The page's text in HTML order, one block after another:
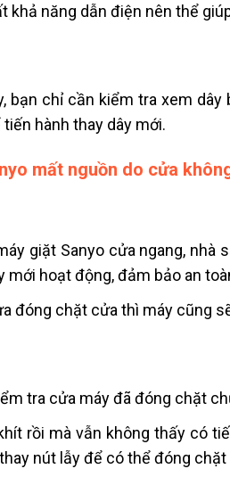
khả năng dẫn điện nên thể
bạn chỉ cần kiểm tra xem
hành thay dây mới.
mất nguồn do cửa
giặt Sanyo cửa ngang,
mới hoạt động, đảm bảo an
đóng chặt cửa thì máy cũng
tra cửa máy đã đóng chặt
rồi mà vẫn không thấy có
nút lẫy để có thể đóng